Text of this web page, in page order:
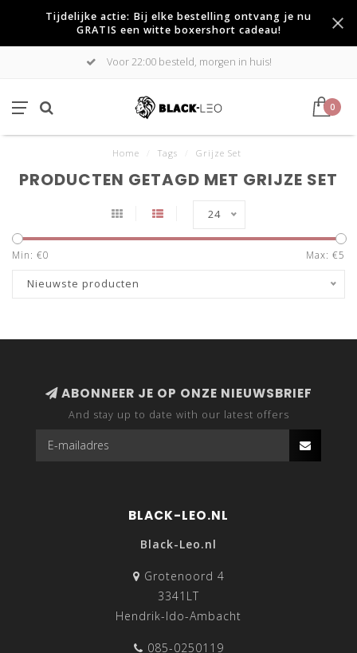
Tijdelijke actie: Bij elke bestelling ontvang je nu
GRATIS een witte boxershort cadeau!
Voor 22:00 besteld, morgen in huis!
0
Home Tags Grijze Set
PRODUCTEN GETAGD MET GRIJZE SET
24
Min: €0 Max: €5
Nieuwste producten
ABONNEER JE OP ONZE NIEUWSBRIEF
And stay up to date with our latest offers
BLACK-LEO.NL
Black-Leo.nl
Grotenoord 4
3341LT
Hendrik-Ido-Ambacht
085-0250119